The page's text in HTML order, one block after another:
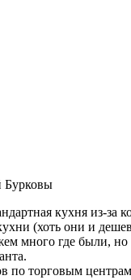
Бурковы
кухня из-за
(хоть они и
много где были,
по торговым